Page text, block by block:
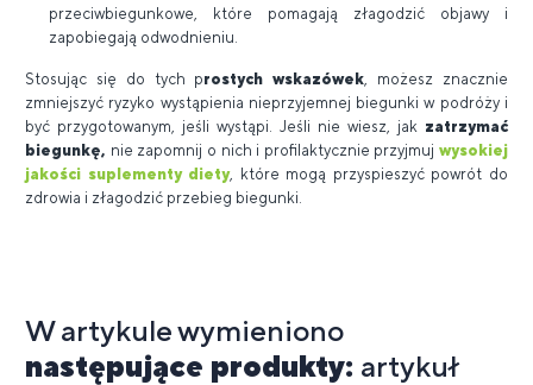
przeciwbiegunkowe, które pomagają złagodzić objawy i
zapobiegają odwodnieniu.
Stosując się do tych prostych wskazówek, możesz znacznie
zmniejszyć ryzyko wystąpienia nieprzyjemnej biegunki w podróży i
być przygotowanym, jeśli wystąpi. Jeśli nie wiesz, jak zatrzymać
biegunkę, nie zapomnij o nich i profilaktycznie przyjmuj wysokiej
jakości suplementy diety, które mogą przyspieszyć powrót do
zdrowia i złagodzić przebieg biegunki.
W artykule wymieniono
następujące produkty: artykuł